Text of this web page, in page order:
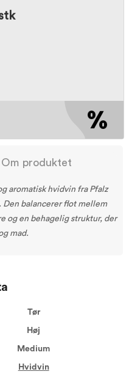
Om produktet
aromatisk hvidvin fra Pfalz
balancerer flot mellem
og en behagelig struktur, der
mad.
Tør
Høj
Medium
Hvidvin